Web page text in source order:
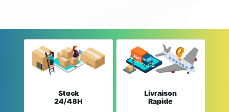
Stock
24/48H
Livraison
Rapide